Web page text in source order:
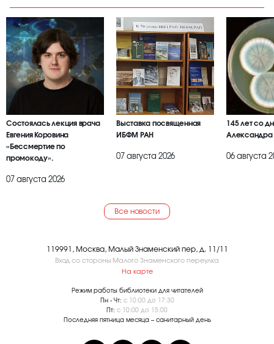
Состоялась лекция врача
Евгения Коровина
«Бессмертие по
промокоду».
07 августа 2026
Выставка посвященная
ИБФМ РАН
07 августа 2026
145 лет со
Александра
06 августа
Все новости
119991, Москва, Малый Знаменский пер, д. 11/11
Вход со стороны Малого Знаменского переулка
На карте
Режим работы библиотеки для читателей
Пн - Чт: с 10:00 до 17:30
Пт: с 10:00 до 15:00
Последняя пятница месяца – санитарный день